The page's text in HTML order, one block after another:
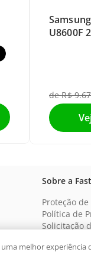
U8600F
deR$ 9.
Sobre a
Proteção de
Política de
Solicitação
melhor experiência